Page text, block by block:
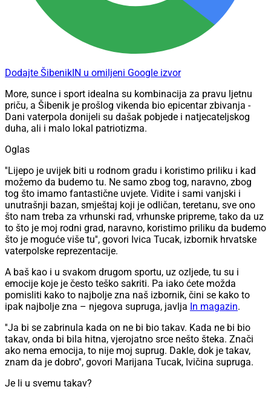
Dodajte ŠibenikIN u omiljeni Google izvor
More, sunce i sport idealna su kombinacija za pravu ljetnu
priču, a Šibenik je prošlog vikenda bio epicentar zbivanja -
Dani vaterpola donijeli su dašak pobjede i natjecateljskog
duha, ali i malo lokal patriotizma.
Oglas
''Lijepo je uvijek biti u rodnom gradu i koristimo priliku i kad
možemo da budemo tu. Ne samo zbog tog, naravno, zbog
tog što imamo fantastične uvjete. Vidite i sami vanjski i
unutrašnji bazan, smještaj koji je odličan, teretanu, sve ono
što nam treba za vrhunski rad, vrhunske pripreme, tako da uz
to što je moj rodni grad, naravno, koristimo priliku da budemo
što je moguće više tu'', govori Ivica Tucak, izbornik hrvatske
vaterpolske reprezentacije.
A baš kao i u svakom drugom sportu, uz ozljede, tu su i
emocije koje je često teško sakriti. Pa iako ćete možda
pomisliti kako to najbolje zna naš izbornik, čini se kako to
ipak najbolje zna – njegova supruga, javlja In magazin.
''Ja bi se zabrinula kada on ne bi bio takav. Kada ne bi bio
takav, onda bi bila hitna, vjerojatno srce nešto šteka. Znači
ako nema emocija, to nije moj suprug. Dakle, dok je takav,
znam da je dobro'', govori Marijana Tucak, Ivičina supruga.
Je li u svemu takav?